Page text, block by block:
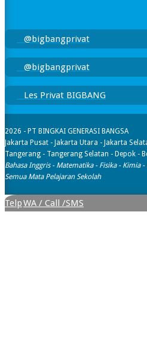
@bigbangprivat
@bigbangprivat
Les Privat BIGBANG
2026 - PT BINGKAI GENERASI BANGSA
Jakarta Pusat - Jakarta Utara - Jakarta
Tangerang - Tangerang Selatan - Depok -
Bahasa Inggris - Matematika - Fisika - Kimia
Semua Mata Pelajaran Sekolah
TelpWA / Call /SMS